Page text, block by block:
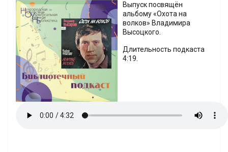
Выпуск посвящён
альбому «Охота на
волков» Владимира
Высоцкого.
Длительность подкаста
4:19.